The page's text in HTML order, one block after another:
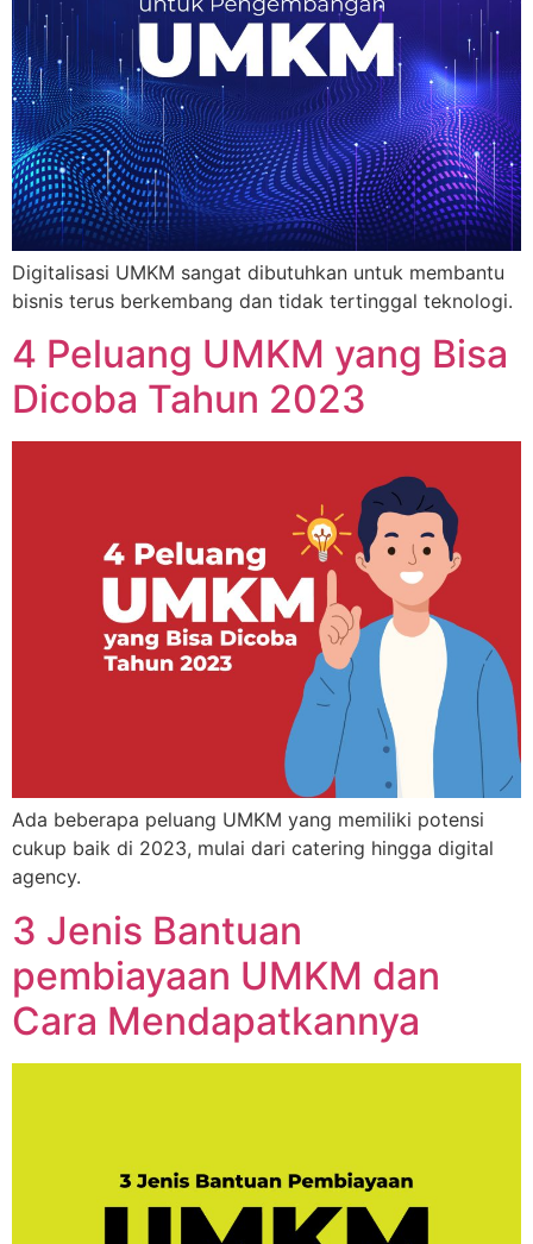
Digitalisasi UMKM sangat dibutuhkan untuk membantu
bisnis terus berkembang dan tidak tertinggal teknologi.
4 Peluang UMKM yang Bisa
Dicoba Tahun 2023
Ada beberapa peluang UMKM yang memiliki potensi
cukup baik di 2023, mulai dari catering hingga digital
agency.
3 Jenis Bantuan
pembiayaan UMKM dan
Cara Mendapatkannya